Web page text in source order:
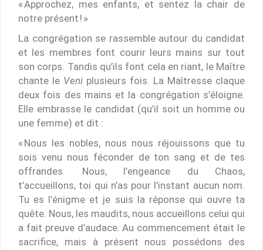
« Approchez, mes enfants, et sentez la chair de
notre présent ! »
La congrégation se rassemble autour du candidat
et les membres font courir leurs mains sur tout
son corps. Tandis qu’ils font cela en riant, le Maître
chante le Veni plusieurs fois. La Maîtresse claque
deux fois des mains et la congrégation s’éloigne.
Elle embrasse le candidat (qu’il soit un homme ou
une femme) et dit :
« Nous les nobles, nous nous réjouissons que tu
sois venu nous féconder de ton sang et de tes
offrandes. Nous, l’engeance du Chaos,
t’accueillons, toi qui n’as pour l’instant aucun nom.
Tu es l’énigme et je suis la réponse qui ouvre ta
quête. Nous, les maudits, nous accueillons celui qui
a fait preuve d’audace. Au commencement était le
sacrifice, mais à présent nous possédons des